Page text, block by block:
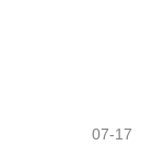
07-17